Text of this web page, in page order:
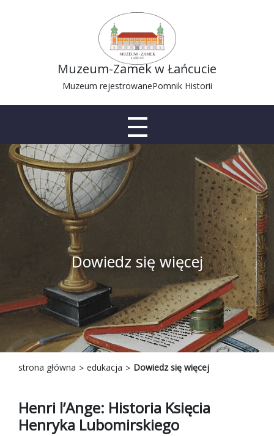
Muzeum-Zamek w Łańcucie
Muzeum rejestrowanePomnik Historii
Dowiedz się więcej
strona główna edukacja Dowiedz się więcej
Henri l’Ange: Historia Księcia
Henryka Lubomirskiego